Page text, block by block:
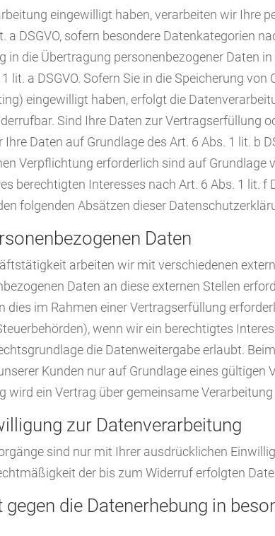
eingewilligt haben, verarbeiten wir Ihre
a DSGVO, sofern besondere Datenkategorien
in die Übertragung personenbezogener Daten
lit. a DSGVO. Sofern Sie in die Speicherung
eingewilligt haben, erfolgt die
Sind Ihre Daten zur Vertragserfüllung
Daten auf Grundlage des Art. 6 Abs. 1 lit. b
Verpflichtung erforderlich sind auf Grundlage
berechtigten Interesses nach Art. 6 Abs. 1 lit.
folgenden Absätzen dieser
Daten
arbeiten wir mit verschiedenen
Daten an diese externen Stellen
dies im Rahmen einer Vertragserfüllung
wenn wir ein berechtigtes
die Datenweitergabe erlaubt.
Kunden nur auf Grundlage eines
wird ein Vertrag über gemeinsame
zur Datenverarbeitung
sind nur mit Ihrer ausdrücklichen
der bis zum Widerruf erfolgten
die Datenerhebung in